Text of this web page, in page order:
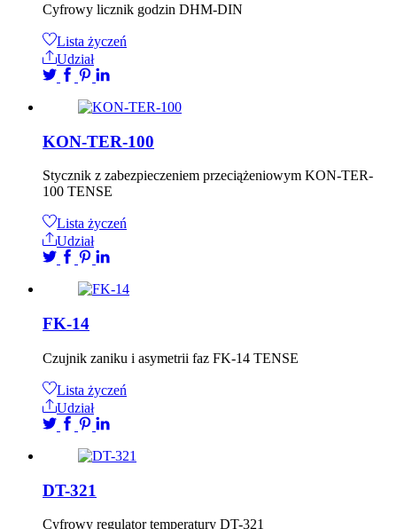
Cyfrowy licznik godzin DHM-DIN
Lista życzeń
Udział
KON-TER-100
Stycznik z zabezpieczeniem przeciążeniowym KON-TER-
100 TENSE
Lista życzeń
Udział
FK-14
Czujnik zaniku i asymetrii faz FK-14 TENSE
Lista życzeń
Udział
DT-321
Cyfrowy regulator temperatury DT-321